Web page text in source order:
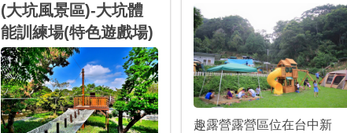
(大坑風景區)-大坑體
能訓練場(特色遊戲場)
趣露營露營區位在台中新